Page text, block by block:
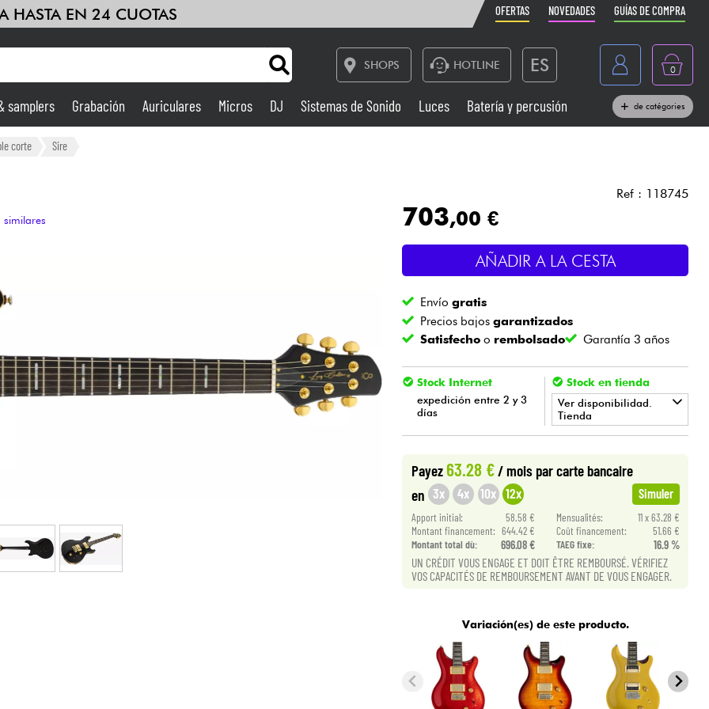
HASTA EN 24 CUOTAS OFERTAS NOVEDADES GUÍAS DE COMPRA
SHOPS HOTLINE ES
France
Belgique
Nederland
0
Ampli & Efectos
Sistemas de Sonido
Vientos
Cables & Acces.
Bundle
Ver nuestras marcas
samplers Grabación Auriculares Micros DJ Sistemas de Sonido Luces Batería y percusión de catégories
corte Sire
similares
Ref : 118745
703,00 €
AÑADIR A LA CESTA
Envíogratis
Precios bajosgarantizados
Satisfecho o rembolsado Garantía 3 años
Stock Internet
expedición entre 2 y 3
días
Stock en tienda
Ver disponibilidad.
Tienda
Payez63.28 €/ mois par carte bancaire
en 3x 4x 10x 12x Simuler
Apport initial: 58.58 € Mensualités:
11 x 63.28 €
Montant financement: 644.42 € Coût financement:
51.66 €
Montant total dù:
696.08 € TAEG fixe: 16.9 %
UN CRÉDIT VOUS ENGAGE ET DOIT ÊTRE REMBOURSÉ. VÉRIFIEZ
VOS CAPACITÉS DE REMBOURSEMENT AVANT DE VOUS ENGAGER.
Variación(es) de este producto.